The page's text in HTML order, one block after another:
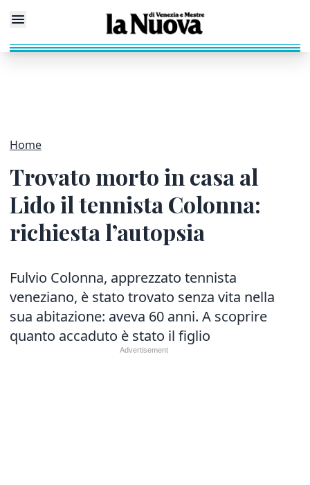
Home
Trovato morto in casa al
Lido il tennista Colonna:
richiesta l’autopsia
Fulvio Colonna, apprezzato tennista
veneziano, è stato trovato senza vita nella
sua abitazione: aveva 60 anni. A scoprire
quanto accaduto è stato il figlio